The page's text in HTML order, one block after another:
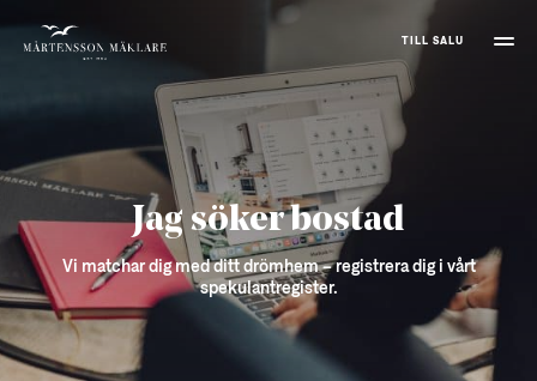
TILL SALU
Jag söker bostad
Vi matchar dig med ditt drömhem – registrera dig i vårt
spekulantregister.